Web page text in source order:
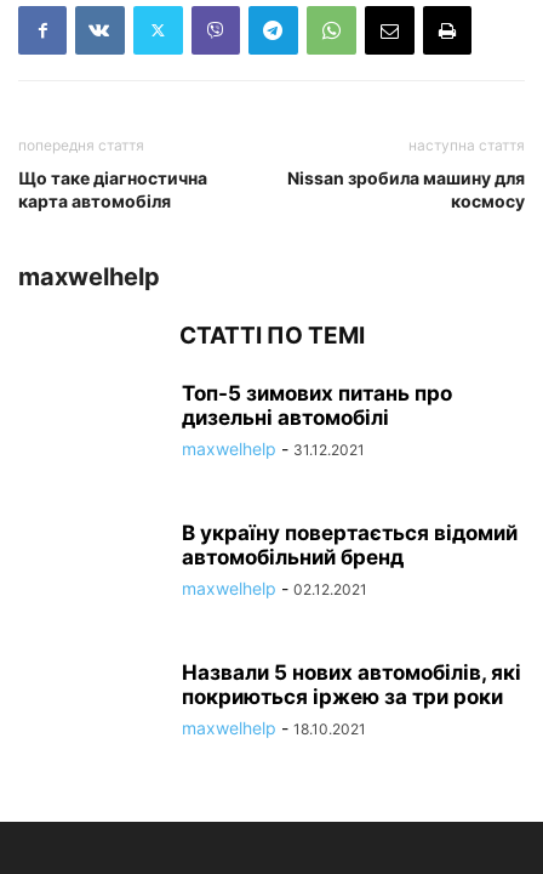
попередня стаття
Що таке діагностична
карта автомобіля
наступна стаття
Nissan зробила машину для
космосу
maxwelhelp
СТАТТІ ПО ТЕМІ
Топ-5 зимових питань про
дизельні автомобілі
maxwelhelp - 31.12.2021
В україну повертається відомий
автомобільний бренд
maxwelhelp - 02.12.2021
Назвали 5 нових автомобілів, які
покриються іржею за три роки
maxwelhelp - 18.10.2021